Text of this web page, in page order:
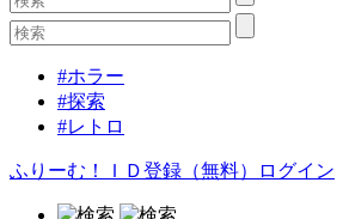
#ホラー
#探索
#レトロ
ふりーむ！ＩＤ登録（無料） ログイン